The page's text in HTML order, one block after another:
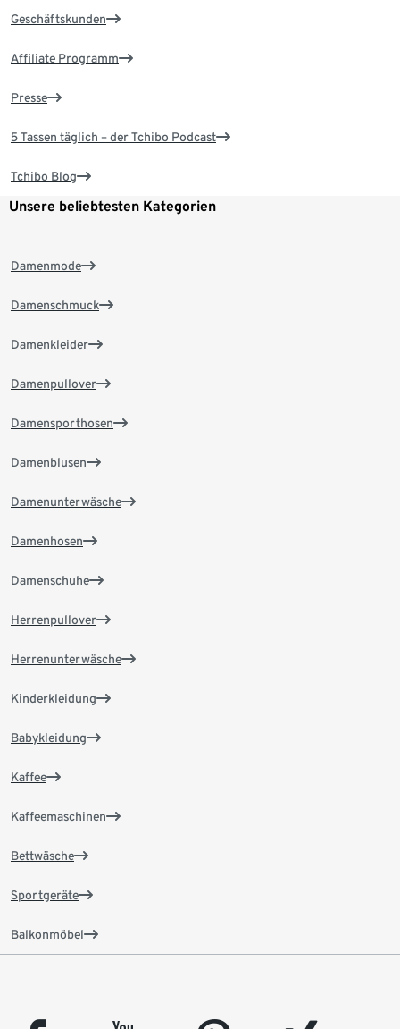
Geschäftskunden
Affiliate Programm
Presse
5 Tassen täglich – der Tchibo Podcast
Tchibo Blog
Unsere beliebtesten Kategorien
Damenmode
Damenschmuck
Damenkleider
Damenpullover
Damensporthosen
Damenblusen
Damenunterwäsche
Damenhosen
Damenschuhe
Herrenpullover
Herrenunterwäsche
Kinderkleidung
Babykleidung
Kaffee
Kaffeemaschinen
Bettwäsche
Sportgeräte
Balkonmöbel